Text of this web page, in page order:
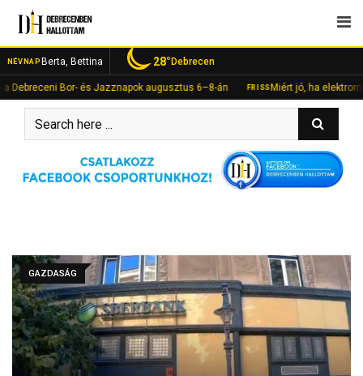
content
NÉVNAP Berta, Bettina 28°Debrecen
Bor- és Jazznapok augusztus 6–8-án FRISS Miért jó, ha
GAZDASÁG